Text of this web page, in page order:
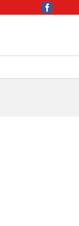
Facebook